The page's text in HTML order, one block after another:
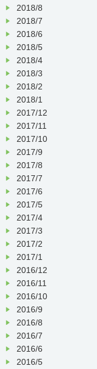
2018/8
2018/7
2018/6
2018/5
2018/4
2018/3
2018/2
2018/1
2017/12
2017/11
2017/10
2017/9
2017/8
2017/7
2017/6
2017/5
2017/4
2017/3
2017/2
2017/1
2016/12
2016/11
2016/10
2016/9
2016/8
2016/7
2016/6
2016/5